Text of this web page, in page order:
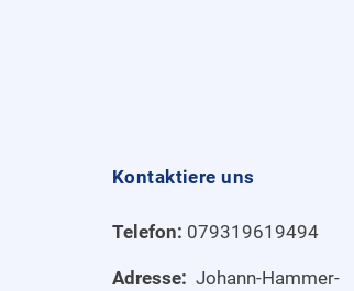
Kontaktiere uns
Telefon: 079319619494
Adresse: Johann-Hammer-